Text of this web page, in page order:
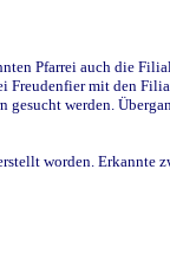
Pfarrei auch die
Freudenfier mit den
werden.
worden. Erkannte